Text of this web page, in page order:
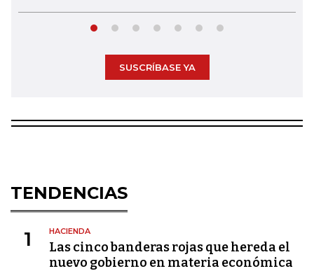
SUSCRÍBASE YA
TENDENCIAS
1 HACIENDA
Las cinco banderas rojas que hereda el
nuevo gobierno en materia económica